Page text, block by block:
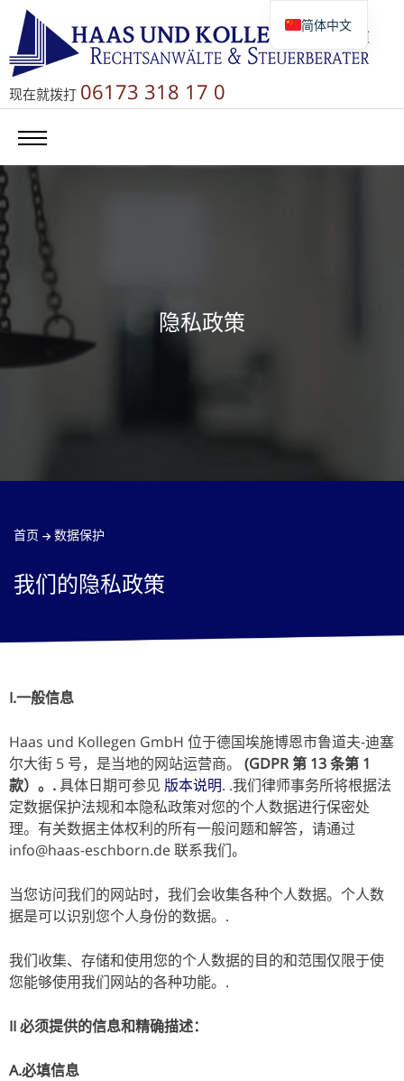
现在就拨打 06173 318 17 0
隐私政策
首页 数据保护
我们的隐私政策
I.一般信息
Haas und Kollegen GmbH 位于德国埃施博恩市鲁道夫-迪塞
尔大街 5 号，是当地的网站运营商。
(GDPR 第 13 条第 1
款）。.具体日期可参见 版本说明. .我们律师事务所将根据法
定数据保护法规和本隐私政策对您的个人数据进行保密处
理。有关数据主体权利的所有一般问题和解答，请通过
info@haas-eschborn.de 联系我们。
当您访问我们的网站时，我们会收集各种个人数据。个人数
据是可以识别您个人身份的数据。.
我们收集、存储和使用您的个人数据的目的和范围仅限于使
您能够使用我们网站的各种功能。.
II 必须提供的信息和精确描述：
A.必填信息
简体中文
Deutsch
Русский